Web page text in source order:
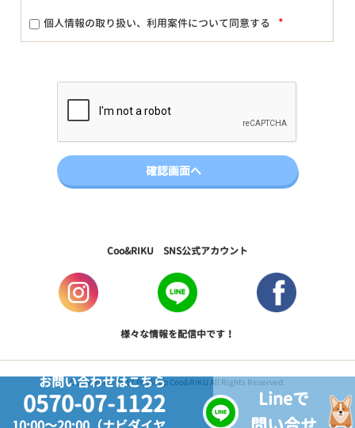
個人情報の取り扱い、利用案件について同意する *
お問い合わせはこちら
0570-07-1122
Lineで
Coo&RIKU SNS公式アカウント
様々な情報を配信中です！
Copyright © 2017 PetShop Coo&RIKU All Rights Reserved.